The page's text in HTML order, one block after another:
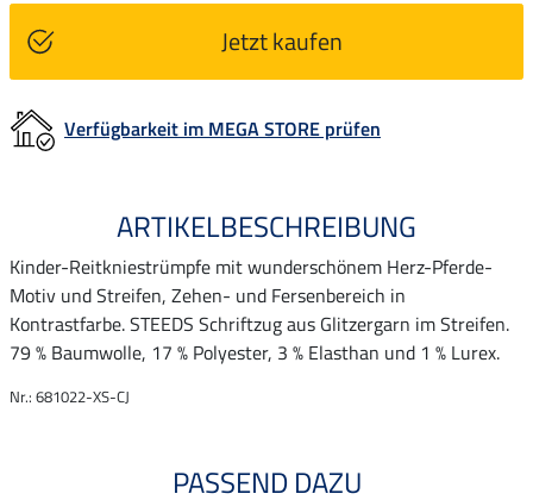
Jetzt kaufen
Verfügbarkeit im MEGA STORE prüfen
ARTIKELBESCHREIBUNG
Kinder-Reitkniestrümpfe mit wunderschönem Herz-Pferde-
Motiv und Streifen, Zehen- und Fersenbereich in
Kontrastfarbe. STEEDS Schriftzug aus Glitzergarn im Streifen.
79 % Baumwolle, 17 % Polyester, 3 % Elasthan und 1 % Lurex.
Nr.: 681022-XS-CJ
PASSEND DAZU